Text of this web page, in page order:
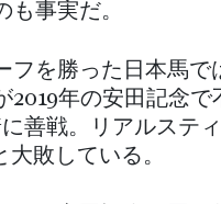
も事実だ。
フを勝った日本馬で
2019年の安田記念で
善戦。リアルステ
大敗している。